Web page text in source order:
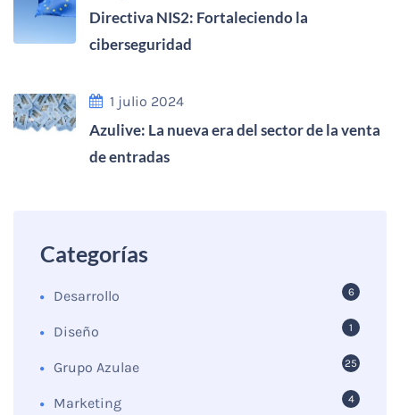
Directiva NIS2: Fortaleciendo la
ciberseguridad
1 julio 2024
Azulive: La nueva era del sector de la venta
de entradas
Categorías
Desarrollo 6
Diseño 1
Grupo Azulae 25
Marketing 4